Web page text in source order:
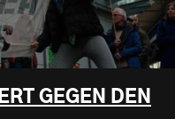
GEGEN DEN